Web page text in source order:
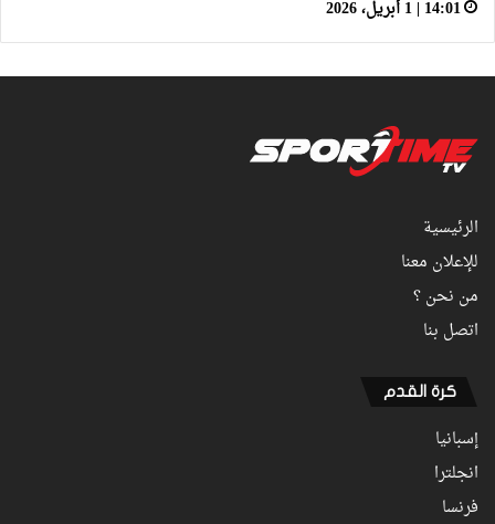
14:01 | 1 أبريل، 2026
الرئيسية
للإعلان معنا
من نحن ؟
اتصل بنا
كرة القدم
إسبانيا
انجلترا
فرنسا